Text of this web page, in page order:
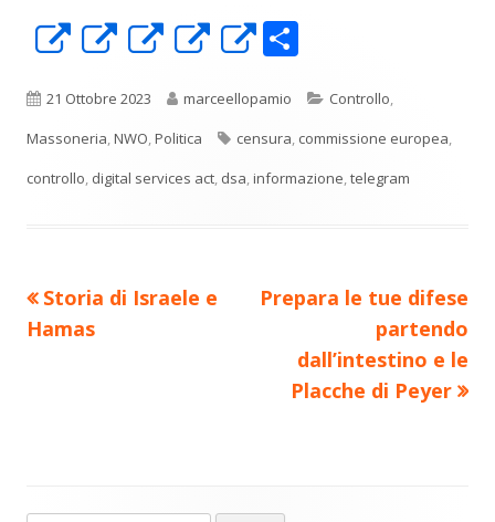
Apre
una
nuova
finestra
Apre
una
nuova
finestra
Apre
una
nuova
finestra
Apre
una
nuova
finestra
Apre
una
nuova
finestra
n
di
vi
Pubblicato
21 Ottobre 2023 Autore
marceellopamio Categorie
Controllo,
Massoneria,NWO,Politica Tag
censura, commissione europea,
controllo, digital services act, dsa,informazione,telegram
Navigazione
Precedente
articolo:
Storia di Israele e
Hamas
Nuovo
Prepara le tue difese
partendo
dall’intestino e le
Placche di Peyer